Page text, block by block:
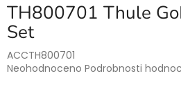
TH800701 Thule
Set
ACCTH800701
Průměrné
Neohodnoceno Podrobnosti